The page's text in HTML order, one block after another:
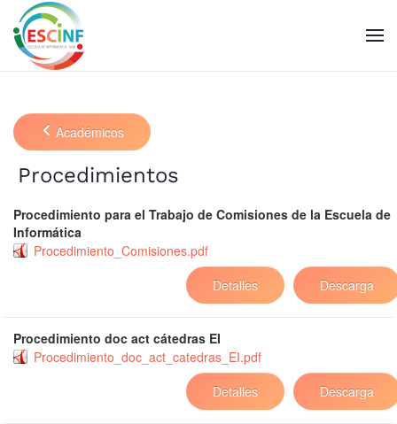
Skip to main content
Académicos
Procedimientos
Procedimiento para el Trabajo de Comisiones de la Escuela de
Informática
Procedimiento_Comisiones.pdf
Descarga
Detalles
Procedimiento doc act cátedras EI
Procedimiento_doc_act_catedras_EI.pdf
Descarga
Detalles